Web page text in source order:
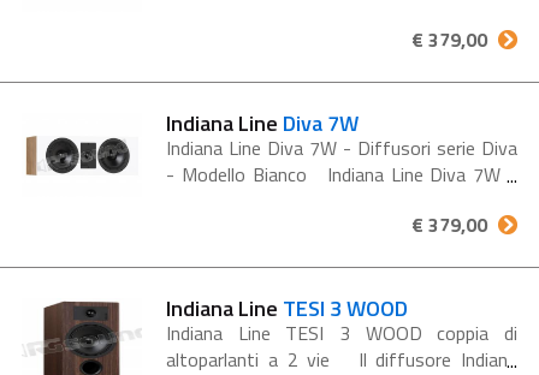
completare la serie Diva e per integrarsi...
€ 379,00
Indiana Line Diva 7W
Indiana Line Diva 7W - Diffusori serie Diva
- Modello Bianco Indiana Line Diva 7W è
per completare la serie Diva e per
€ 379,00
Indiana Line TESI 3 WOOD
Indiana Line TESI 3 WOOD coppia di
altoparlanti a 2 vie Il diffusore Indiana